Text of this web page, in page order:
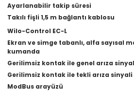
Ayarlanabilir takip süresi
Takılı fişli 1,5 m bağlantı kablosu
Wilo-Control EC-L
Ekran ve simge tabanlı, alfa sayısal
kumanda
Gerilimsiz kontak ile genel arıza
Gerilimsiz kontak ile tekli arıza sinyali
ModBus arayüzü